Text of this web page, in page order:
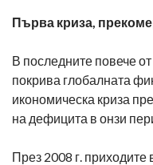
Първа криза,
В последните повече
покрива глобалната
икономическа криза
на дефицита в онзи
През 2008 г. приходите